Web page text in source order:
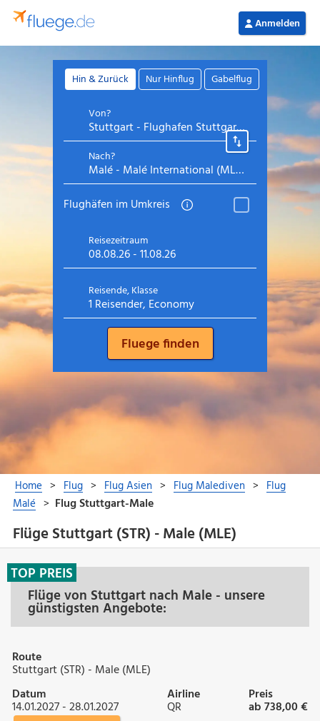
Flüge Stuttgart (STR) - Male (MLE)
Flüge von Stuttgart nach Male - unsere
günstigsten Angebote:
TOP PREIS
Route
Stuttgart (STR) - Male (MLE)
Datum
14.01.2027 - 28.01.2027
Airline
QR
Preis
ab 738,00 €